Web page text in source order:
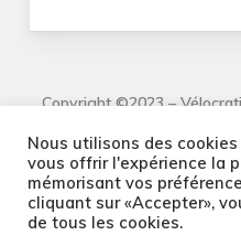
Copyright ©2023 –
Nous utilisons des
vous offrir l'expérience la
mémorisant vos
cliquant sur «Accepter»,
de tous les cookies.